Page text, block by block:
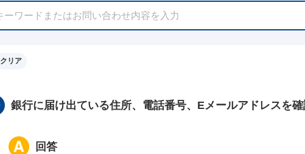
クリア
銀行に届け出ている住所、電話番号、Eメールアドレスを
回答